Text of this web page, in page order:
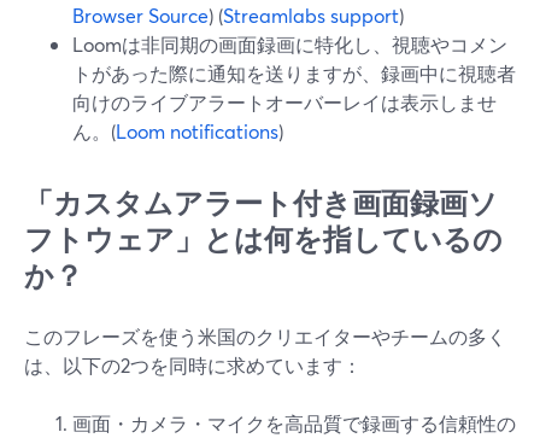
Browser Source) (Streamlabs support)
Loomは非同期の画面録画に特化し、視聴やコメン
トがあった際に通知を送りますが、録画中に視聴者
向けのライブアラートオーバーレイは表示しませ
ん。(Loom notifications)
「カスタムアラート付き画面録画ソ
フトウェア」とは何を指しているの
か？
このフレーズを使う米国のクリエイターやチームの多く
は、以下の2つを同時に求めています：
画面・カメラ・マイクを高品質で録画する信頼性の